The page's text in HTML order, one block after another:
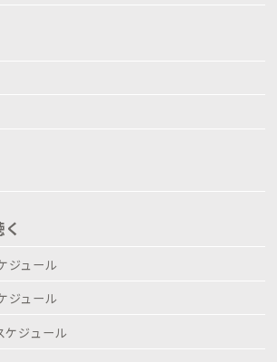
ジュール
ジュール
ケジュール